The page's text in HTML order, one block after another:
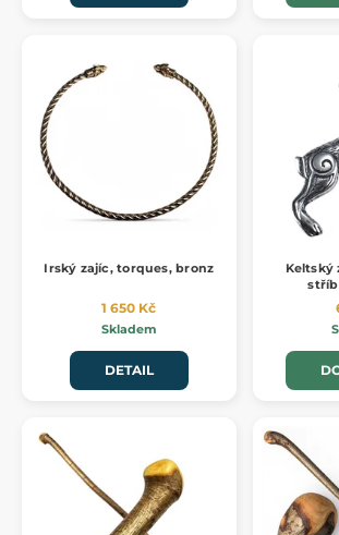
Irský zajíc, torques, bronz
1 650 Kč
Skladem
DETAIL
Keltský